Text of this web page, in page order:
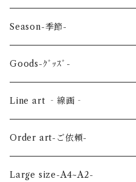
reptile-爬虫類-
Sea-海の生き物-
Bird-鳥-
Land-陸の生き物-
Planet-惑星-
Season-季節-
Spring-春-
Summer-夏-
Autumn-秋-
Winter-冬-
Goods-ｸﾞｯｽﾞ-
Key ring -ｷｰﾎﾙﾀﾞｰ
Art panel -ｱｰﾄﾊﾟﾈﾙ-
Acrylic figure -ｱｸﾘﾙﾌｨｷﾞｭｱ-
Line art ‐線画‐
Flower ‐花-
Mini -ミニ-
Order art-ご依頼-
Large size-A4~A2-